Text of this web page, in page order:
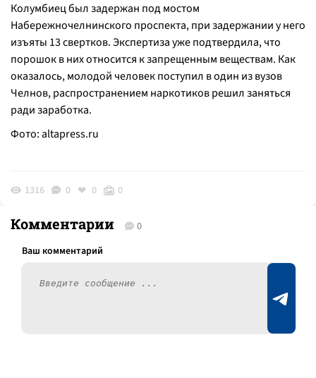
Колумбиец был задержан под мостом
Набережночелнинского проспекта, при задержании у него
изъяты 13 свертков. Экспертиза уже подтвердила, что
порошок в них относится к запрещенным веществам. Как
оказалось, молодой человек поступил в один из вузов
Челнов, распространением наркотиков решил заняться
ради заработка.
Фото:altapress.ru
1316 0 0 0
Комментарии 0